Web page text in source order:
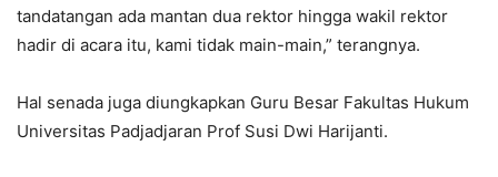
tandatangan ada mantan dua rektor hingga wakil rektor
hadir di acara itu, kami tidak main-main,” terangnya.
Hal senada juga diungkapkan Guru Besar Fakultas Hukum
Universitas Padjadjaran Prof Susi Dwi Harijanti.